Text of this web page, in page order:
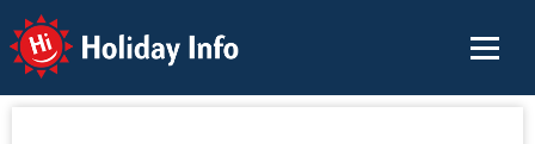
Holiday Info